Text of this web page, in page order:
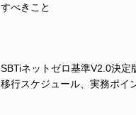
すべきこと
SBTiネットゼロ基準V2.0決定
移行スケジュール、実務ポイ